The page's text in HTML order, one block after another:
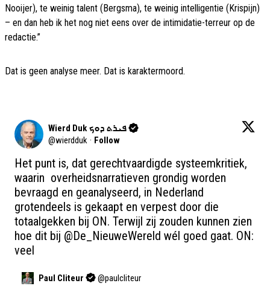
Nooijer), te weinig talent (Bergsma), te weinig intelligentie (Krispijn)
– en dan heb ik het nog niet eens over de intimidatie-terreur op de
redactie.”
Dat is geen analyse meer. Dat is karaktermoord.
Wierd Duk ܦܝܪܬ ܕܘܟ
@wierdduk · Follow
Het punt is, dat gerechtvaardigde systeemkritiek,
waarin  overheidsnarratieven grondig worden
bevraagd en geanalyseerd, in Nederland
grotendeels is gekaapt en verpest door die
totaalgekken bij ON. Terwijl zij zouden kunnen zien
hoe dit bij @De_NieuweWereld wél goed gaat. ON:
veel
Paul Cliteur @paulcliteur